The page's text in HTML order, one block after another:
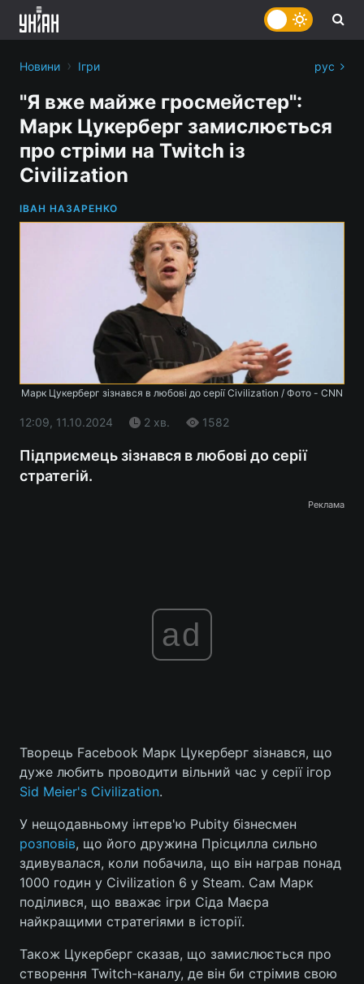
Головна
Україна Політика
Економіка Світ
Спорт Наука
Зброя Інциденти
Новини › Ігри рус
"Я вже майже гросмейстер":
Марк Цукерберг замислюється
про стріми на Twitch із
Civilization
ІВАН НАЗАРЕНКО
Марк Цукерберг зізнався в любові до серії Civilization / Фото - CNN
12:09, 11.10.2024 2 хв. 1582
Підприємець зізнався в любові до серії
стратегій.
Реклама
ad
Творець Facebook Марк Цукерберг зізнався, що
дуже любить проводити вільний час у серії ігор
Sid Meier's Civilization.
У нещодавньому інтерв'ю Pubity бізнесмен
розповів, що його дружина Прісцилла сильно
здивувалася, коли побачила, що він награв понад
1000 годин у Civilization 6 у Steam. Сам Марк
поділився, що вважає ігри Сіда Маєра
найкращими стратегіями в історії.
Також Цукерберг сказав, що замислюється про
створення Twitch-каналу, де він би стрімив свою